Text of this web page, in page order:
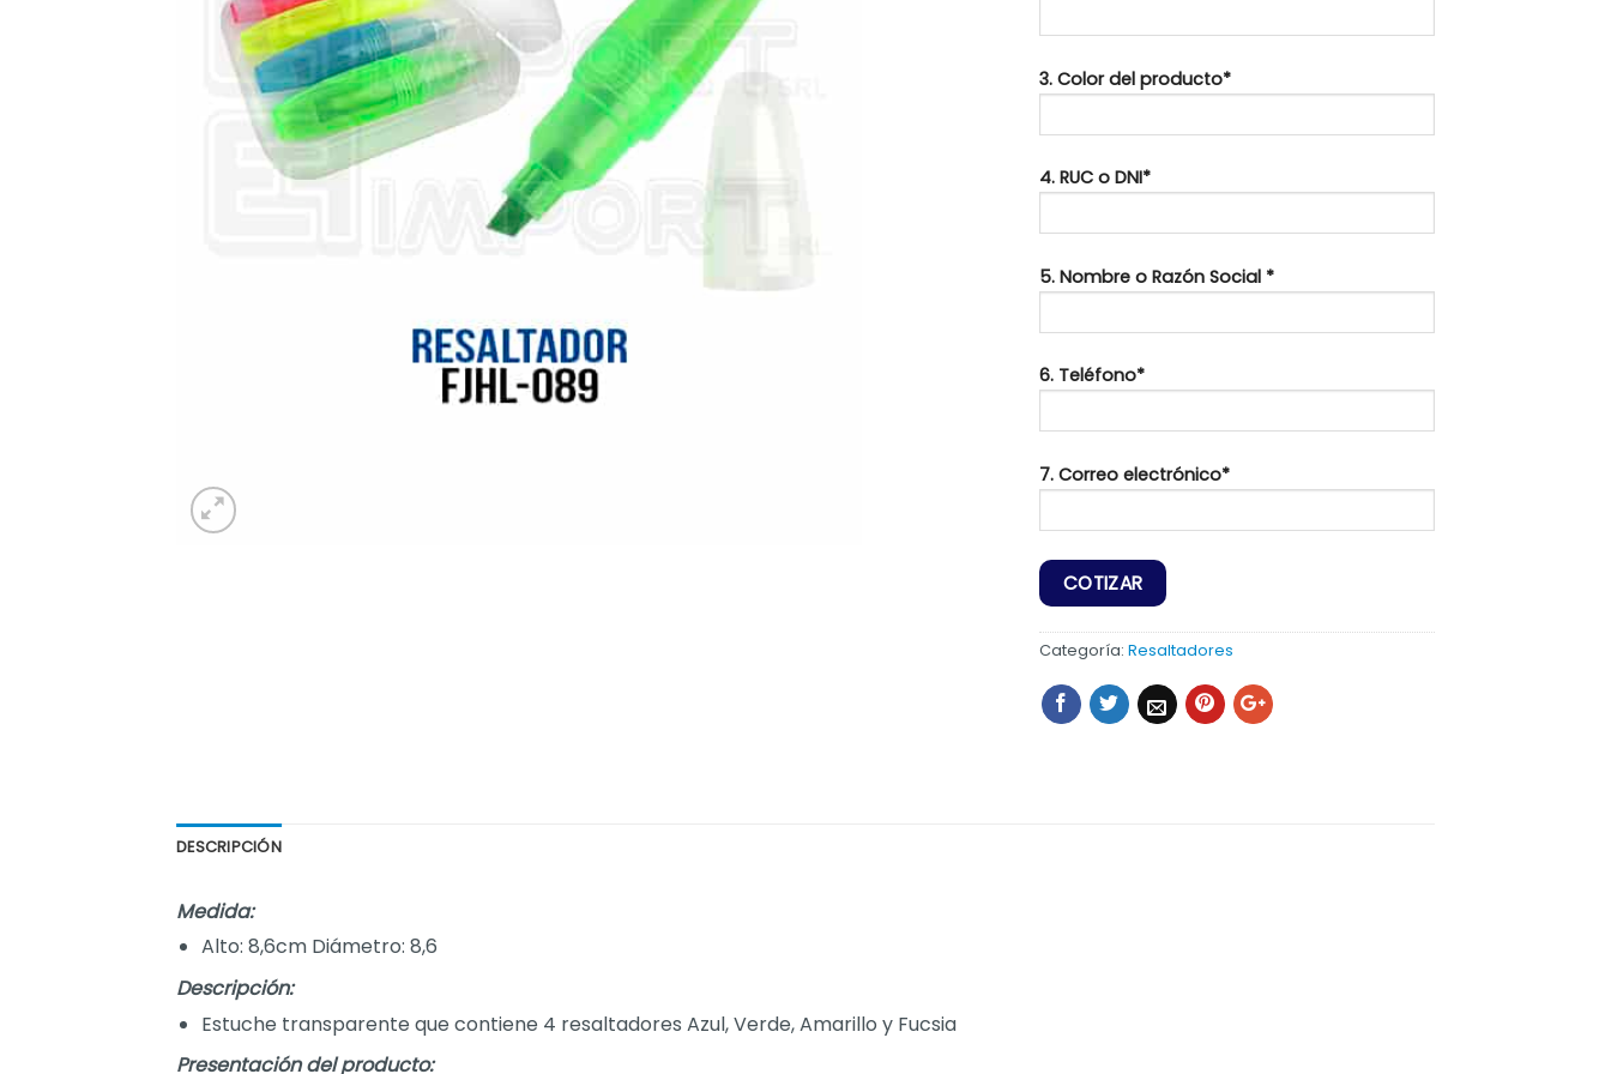
3. Color del producto*
4. RUC o DNI*
5. Nombre o Razón Social *
6. Teléfono*
7. Correo electrónico*
Categoría: Resaltadores
DESCRIPCIÓN
Medida:
Alto: 8,6cm Diámetro: 8,6
Descripción:
Estuche transparente que contiene 4 resaltadores Azul, Verde, Amarillo y Fucsia
Presentación del producto: